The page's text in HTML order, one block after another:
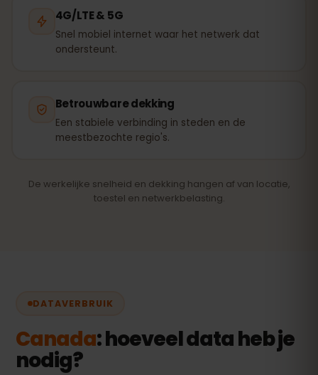
4G/LTE & 5G
Snel mobiel internet waar het netwerk dat
ondersteunt.
Betrouwbare dekking
Een stabiele verbinding in steden en de
meestbezochte regio's.
De werkelijke snelheid en dekking hangen af van locatie,
toestel en netwerkbelasting.
DATAVERBRUIK
Canada: hoeveel data heb je
nodig?